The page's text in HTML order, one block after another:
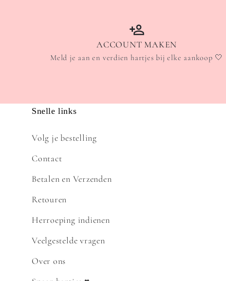
ACCOUNT MAKEN
Meld je aan en verdien hartjes bij elke aankoop 🤍
Snelle links
Volg je bestelling
Contact
Betalen en Verzenden
Retouren
Herroeping indienen
Veelgestelde vragen
Over ons